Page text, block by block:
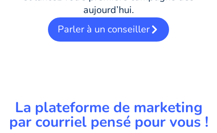
aujourd’hui.
Parler à un conseiller
La plateforme de marketing
par courriel pensé pour vous !